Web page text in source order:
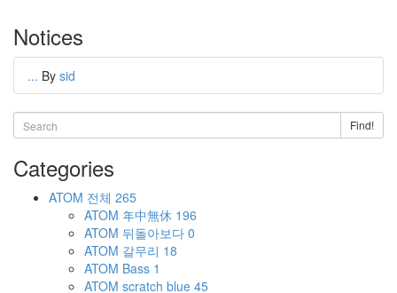
Notices
... By sid
Find!
Categories
ATOM 전체 265
ATOM 年中無休 196
ATOM 뒤돌아보다 0
ATOM 갈무리 18
ATOM Bass 1
ATOM scratch blue 45